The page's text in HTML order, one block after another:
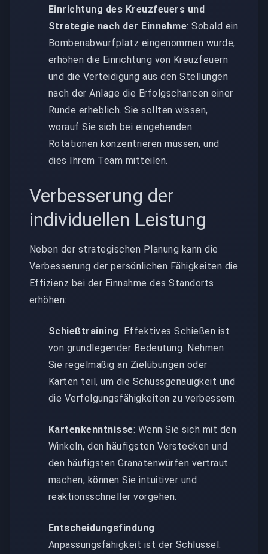
Einrichtung des Kreuzfeuers und
Strategie nach der Einnahme: Sobald ein
Bombenabwurfplatz eingenommen wurde,
erhöhen die Einrichtung von Kreuzfeuern
und die Verteidigung aus den Stellungen
nach der Anlage die Erfolgschancen einer
Runde erheblich. Sie sollten wissen,
worauf Sie sich bei eingehenden
Rotationen konzentrieren müssen, und
dies Ihrem Team mitteilen.
Verbesserung der
individuellen Leistung
Neben der strategischen Planung kann die
Verbesserung der persönlichen Fähigkeiten die
Effizienz bei der Einnahme des Standorts
erhöhen:
Schießtraining: Effektives Schießen ist
von grundlegender Bedeutung. Nehmen
Sie regelmäßig an Zielübungen oder
Karten teil, um die Schussgenauigkeit und
die Verfolgungsfähigkeiten zu verbessern.
Kartenkenntnisse: Wenn Sie sich mit den
Winkeln, den häufigsten Verstecken und
den häufigsten Granatenwürfen vertraut
machen, können Sie intuitiver und
reaktionsschneller vorgehen.
Entscheidungsfindung:
Anpassungsfähigkeit ist der Schlüssel.